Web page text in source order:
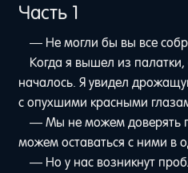
Часть 1
— Не могли бы вы все
Когда я вышел из
началось. Я увидел
с опухшими красными
— Мы не можем доверять
можем оставаться с ними в
— Но у нас возникнут